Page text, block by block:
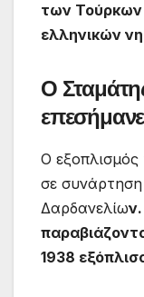
των Τούρκων
ελληνικών
Ο
Ο
σε
Δαρδανελίω
1938